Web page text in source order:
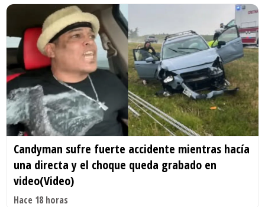
Candyman sufre fuerte accidente mientras hacía
una directa y el choque queda grabado en
video(Video)
Hace 18 horas